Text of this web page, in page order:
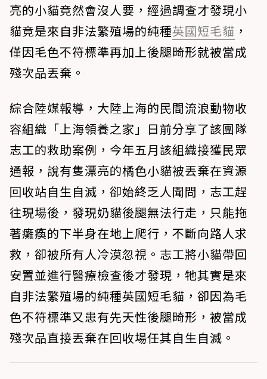
亮的小貓竟然會沒人要，經過調查才發現小
貓竟是來自非法繁殖場的純種英國短毛貓 ，
僅因毛色不符標準再加上後腿畸形就被當成
殘次品丟棄。
綜合陸媒報導，大陸上海的民間流浪動物收
容組織「上海領養之家」日前分享了該團隊
志工的救助案例，今年五月該組織接獲民眾
通報，說有隻漂亮的橘色小貓被丟棄在資源
回收站自生自滅，卻始終乏人聞問，志工趕
往現場後，發現奶貓後腿無法行走，只能拖
著癱瘓的下半身在地上爬行，不斷向路人求
救，卻被所有人冷漠忽視。志工將小貓帶回
安置並進行醫療檢查後才發現，牠其實是來
自非法繁殖場的純種英國短毛貓，卻因為毛
色不符標準又患有先天性後腿畸形，被當成
殘次品直接丟棄在回收場任其自生自滅。